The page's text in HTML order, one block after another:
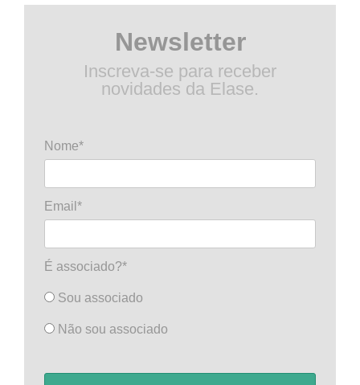
Newsletter
Inscreva-se para receber
novidades da Elase.
Nome*
Email*
É associado?*
Sou associado
Não sou associado